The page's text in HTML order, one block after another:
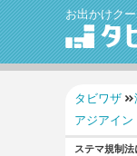
お出かけク
タビワザ
アジアイン
ステマ規制